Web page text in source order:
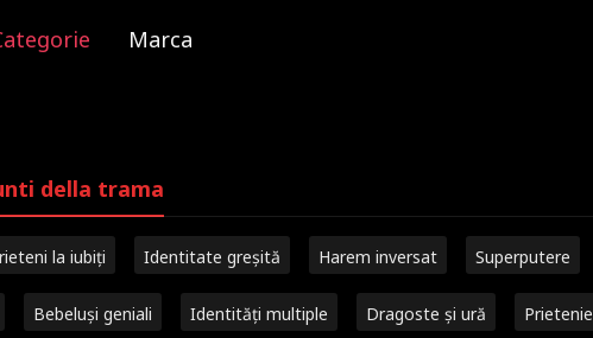
Marca
della trama
la iubiți Identitate greșită Harem inversat Superputere
Bebeluși geniali Identități multiple Dragoste și ură Prietenie